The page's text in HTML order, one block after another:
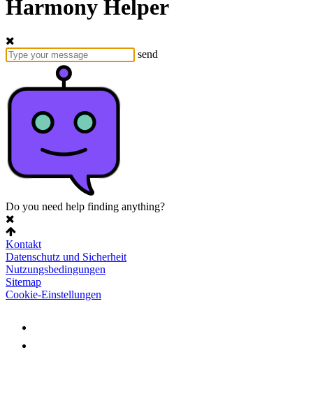
Harmony Helper
send
Do you need help finding anything?
Kontakt
Datenschutz und Sicherheit
Nutzungsbedingungen
Sitemap
Cookie-Einstellungen